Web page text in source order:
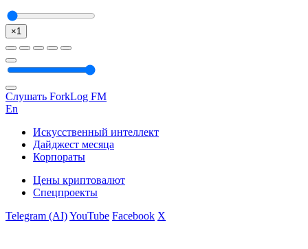
×1
Слушать ForkLog FM
En
Искусственный интеллект
Дайджест месяца
Корпораты
Цены криптовалют
Спецпроекты
Telegram (AI)YouTube Facebook X